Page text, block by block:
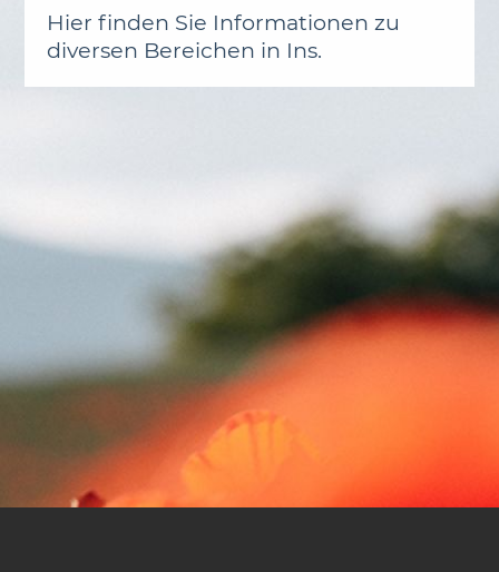
Hier finden Sie Informationen zu
diversen Bereichen in Ins.